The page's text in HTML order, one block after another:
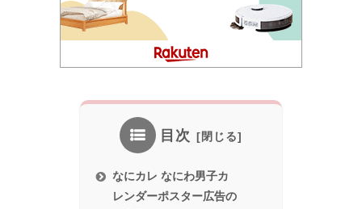
目次
なにカレ なにわ男子カ
レンダーポスター広告の